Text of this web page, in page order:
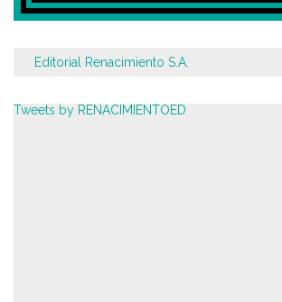
Editorial Renacimiento S.A.
Tweets by RENACIMIENTOED